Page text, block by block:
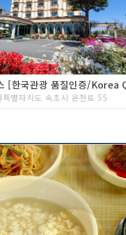
특별자치도 속초시 온천로 55